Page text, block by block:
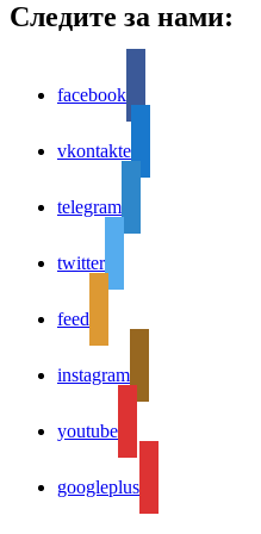
Следите за нами:
facebook
vkontakte
telegram
twitter
feed
instagram
youtube
googleplus